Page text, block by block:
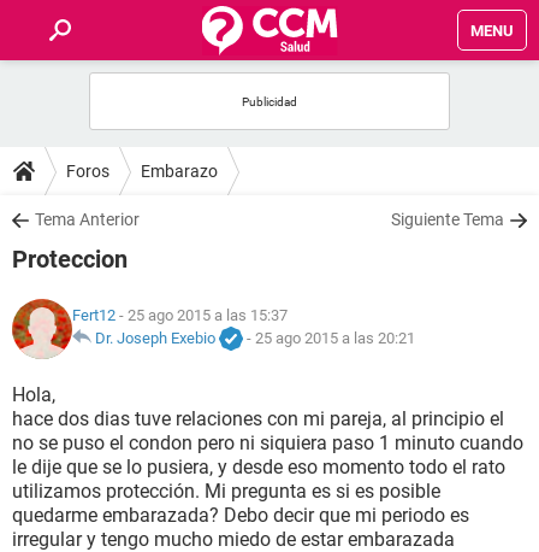
MENU
FOROS
SALUD
NUTRICIÓN
BIENESTAR
SEXUALIDAD
GLOSARIO
Foros Embarazo
Tema Anterior Siguiente Tema
Proteccion
Fert12 - 25 ago 2015 a las 15:37
Dr. Joseph Exebio
- 25 ago 2015 a las 20:21
Hola,
hace dos dias tuve relaciones con mi pareja, al principio el
no se puso el condon pero ni siquiera paso 1 minuto cuando
le dije que se lo pusiera, y desde eso momento todo el rato
utilizamos protección. Mi pregunta es si es posible
quedarme embarazada? Debo decir que mi periodo es
irregular y tengo mucho miedo de estar embarazada